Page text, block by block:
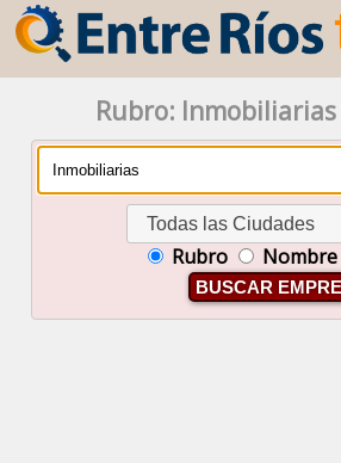
Rubro:
Todas las Ciudades
Rubro Nombre
BUSCAR